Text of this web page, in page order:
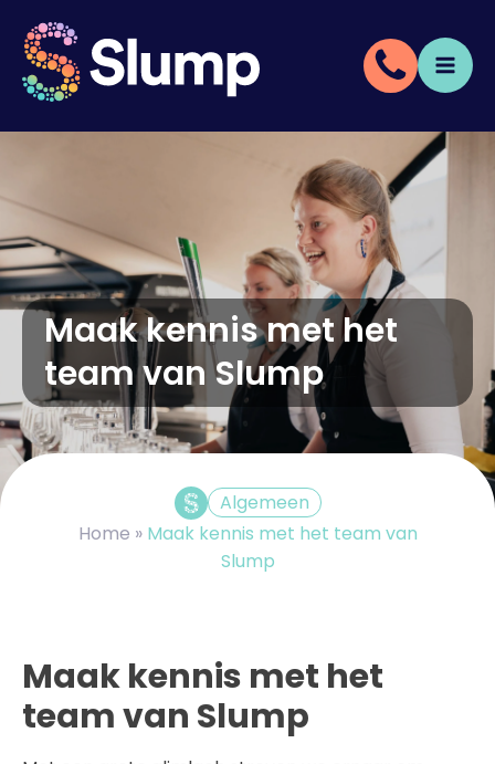
Maak kennis met het
team van Slump
Algemeen
Home » Maak kennis met het team van
Slump
Maak kennis met het
team van Slump